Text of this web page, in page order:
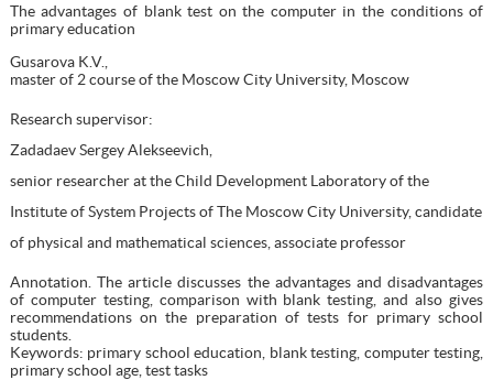
The advantages of blank test on the computer in the conditions of
primary education
Gusarova K.V.,
master of 2 course of the Moscow City University, Moscow
Research supervisor:
Zadadaev Sergey Alekseevich,
senior researcher at the Child Development Laboratory of the
Institute of System Projects of The Moscow City University, candidate
of physical and mathematical sciences, associate professor
Annotation. The article discusses the advantages and disadvantages
of computer testing, comparison with blank testing, and also gives
recommendations on the preparation of tests for primary school
students.
Keywords: primary school education, blank testing, computer testing,
primary school age, test tasks